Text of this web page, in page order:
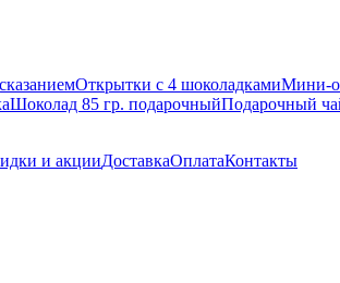
Открытки с 4 шоколадкамиМини-
Шоколад 85 гр. подарочныйПодарочный
и акцииДоставкаОплатаКонтакты